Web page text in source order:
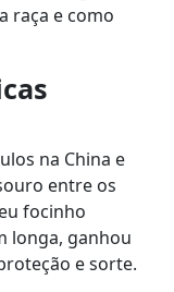
raça e como
na China e
entre os
focinho
longa, ganhou
e sorte.